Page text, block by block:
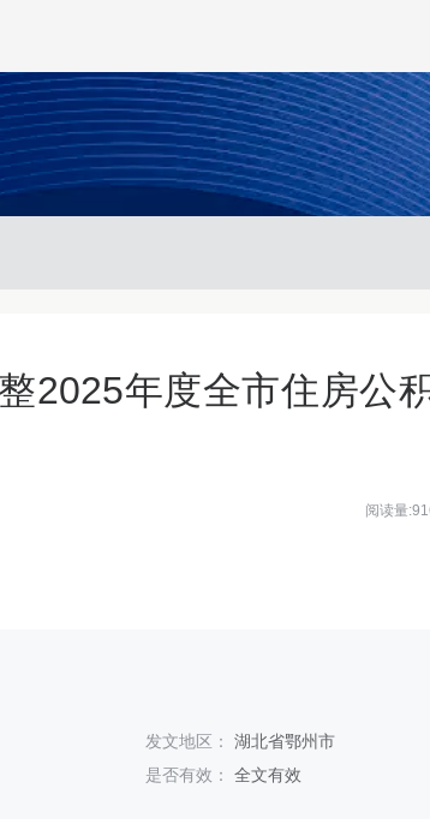
2025年度全市住房公
阅读量
发文地区： 湖北省鄂州市
是否有效： 全文有效